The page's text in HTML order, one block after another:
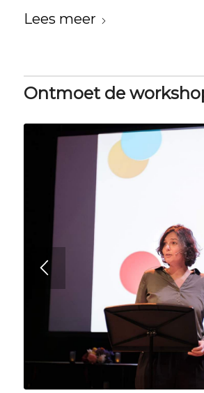
Lees meer
Ontmoet de